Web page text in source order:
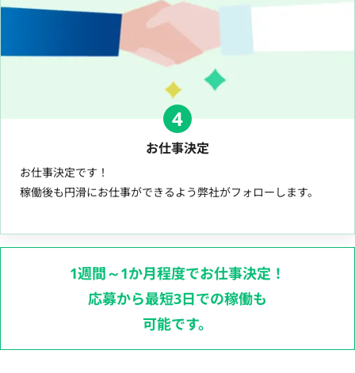
4
お仕事決定
お仕事決定です！
稼働後も円滑にお仕事ができるよう弊社がフォローします。
1週間～1か月程度でお仕事決定！
応募から最短3日での稼働も
可能です。